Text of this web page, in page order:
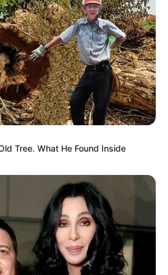
procuram plataformas on-line que
sucedidos como principal atrativo
produtos básicos e os impactos
e guerra na Ucrânia (que já
no Brasil, o custo de vida
e com isso muitos
ao fim.
em mulheres recorrendo a
Tree. What He Found Inside